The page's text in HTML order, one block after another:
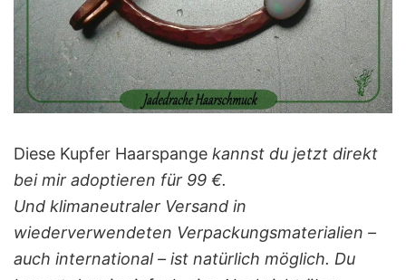
Diese Kupfer Haarspange kannst du jetzt direkt
bei mir adoptieren für 99 €.
Und klimaneutraler Versand in
wiederverwendeten Verpackungsmaterialien –
auch international – ist natürlich möglich. Du